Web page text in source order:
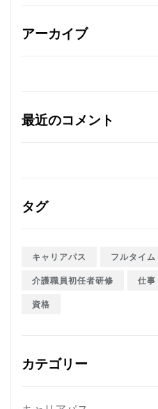
アーカイブ
最近のコメント
タグ
キャリアパス フルタイム
介護職員初任者研修 仕事
資格
カテゴリー